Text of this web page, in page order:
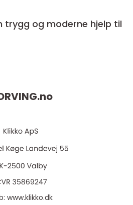
no
www.klikko.dk